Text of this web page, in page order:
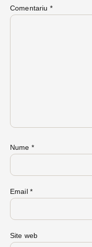
Comentariu *
Nume *
Email *
Site web